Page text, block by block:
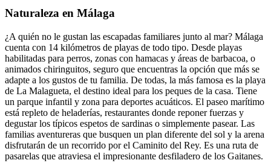
Naturaleza en Málaga
¿A quién no le gustan las escapadas familiares junto al mar? Málaga
cuenta con 14 kilómetros de playas de todo tipo. Desde playas
habilitadas para perros, zonas con hamacas y áreas de barbacoa, o
animados chiringuitos, seguro que encuentras la opción que más se
adapte a los gustos de tu familia. De todas, la más famosa es la playa
de La Malagueta, el destino ideal para los peques de la casa. Tiene
un parque infantil y zona para deportes acuáticos. El paseo marítimo
está repleto de heladerías, restaurantes donde reponer fuerzas y
degustar los típicos espetos de sardinas o simplemente pasear. Las
familias aventureras que busquen un plan diferente del sol y la arena
disfrutarán de un recorrido por el Caminito del Rey. Es una ruta de
pasarelas que atraviesa el impresionante desfiladero de los Gaitanes.